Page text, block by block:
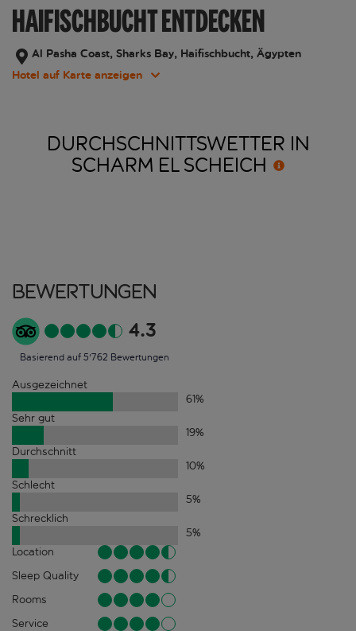
HAIFISCHBUCHT ENTDECKEN
Al Pasha Coast, Sharks Bay, Haifischbucht, Ägypten
Hotel auf Karte anzeigen
DURCHSCHNITTSWETTER IN
SCHARM EL SCHEICH
Bewertungen
4.3
Basierend auf 5'762 Bewertungen
Ausgezeichnet
61%
Sehr gut
19%
Durchschnitt
10%
Schlecht
5%
Schrecklich
5%
Location
Sleep Quality
Rooms
Service